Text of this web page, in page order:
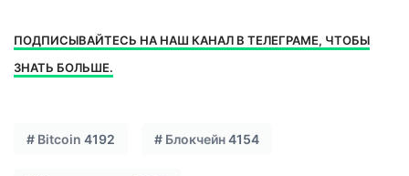
ПОДПИСЫВАЙТЕСЬ НА НАШ КАНАЛ В ТЕЛЕГРАМЕ, ЧТОБЫ
ЗНАТЬ БОЛЬШЕ.
# Bitcoin 4192 # Блокчейн4154